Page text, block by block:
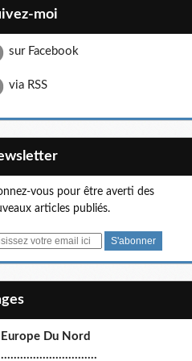
moi
sur Facebook
via RSS
vous pour être averti des
articles publiés.
Du Nord